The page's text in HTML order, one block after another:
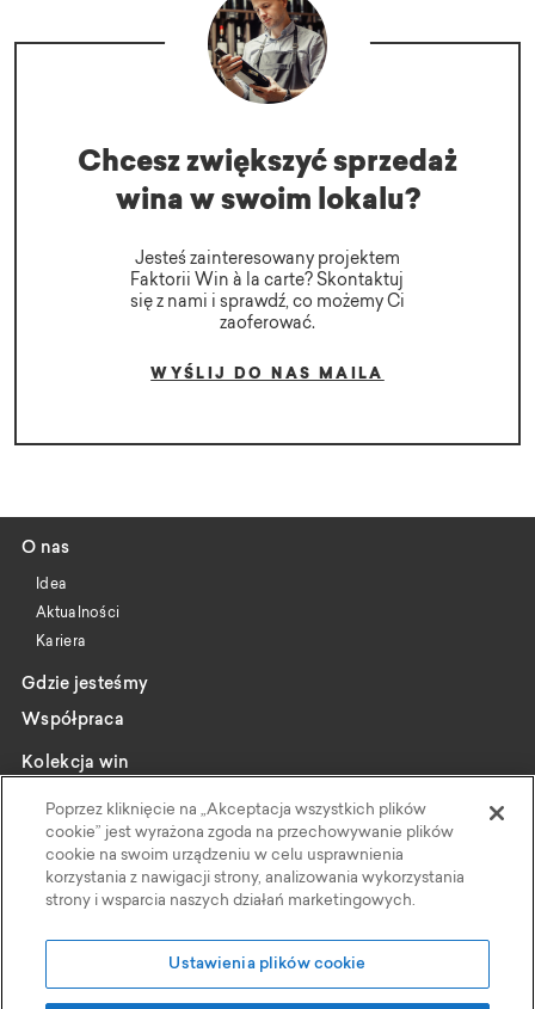
Chcesz zwiększyć sprzedaż
wina w swoim lokalu?
Jesteś zainteresowany projektem
Faktorii Win à la carte? Skontaktuj
się z nami i sprawdź, co możemy Ci
zaoferować.
WYŚLIJ DO NAS MAILA
O nas
Idea
Aktualności
Kariera
Gdzie jesteśmy
Współpraca
Kolekcja win
Katalog
Wybrani producenci
Wine pairing
Kontakt
Polityka Prywatności
Poprzez kliknięcie na „Akceptacja wszystkich plików
cookie” jest wyrażona zgoda na przechowywanie plików
cookie na swoim urządzeniu w celu usprawnienia
korzystania z nawigacji strony, analizowania wykorzystania
strony i wsparcia naszych działań marketingowych.
Ustawienia plików cookie